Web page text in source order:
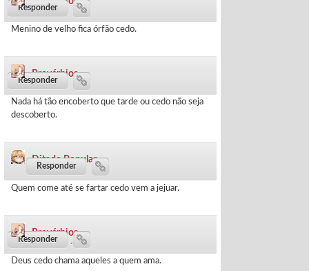
94 dias ·
Menino de velho fica órfão cedo.
Provérbios
97 dias ·
Nada há tão encoberto que tarde ou cedo não seja
descoberto.
Ditado Popular
103 dias ·
Quem come até se fartar cedo vem a jejuar.
Provérbios
142 dias ·
Deus cedo chama aqueles a quem ama.